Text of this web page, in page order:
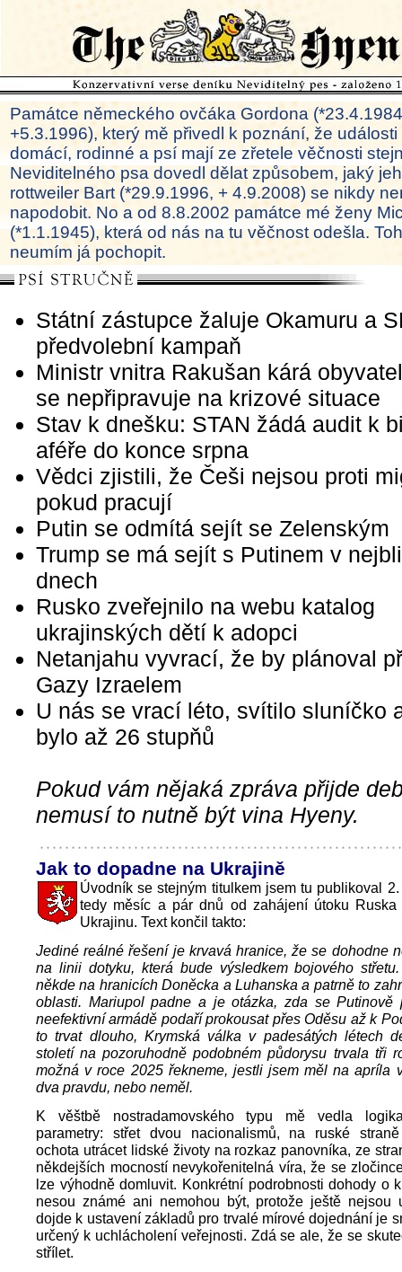
Památce německého ovčáka Gordona
+5.3.1996), který mě přivedl k poznání, že
domácí, rodinné a psí mají ze zřetele věčnosti
Neviditelného psa dovedl dělat způsobem, jaký
rottweiler Bart (*29.9.1996, + 4.9.2008) se nikdy
napodobit. No a od 8.8.2002 památce mé ženy
(*1.1.1945), která od nás na tu věčnost odešla.
neumím já pochopit.
Státní zástupce žaluje Okamuru a
předvolební kampaň
Ministr vnitra Rakušan kárá
se nepřipravuje na krizové situace
Stav k dnešku: STAN žádá audit k
aféře do konce srpna
Vědci zjistili, že Češi nejsou proti
pokud pracují
Putin se odmítá sejít se Zelenským
Trump se má sejít s Putinem v
dnech
Rusko zveřejnilo na webu katalog
ukrajinských dětí k adopci
Netanjahu vyvrací, že by plánoval
Gazy Izraelem
U nás se vrací léto, svítilo sluníčko
bylo až 26 stupňů
Pokud vám nějaká zpráva přijde
nemusí to nutně být vina Hyeny.
Jak to dopadne na Ukrajině
Úvodník se stejným titulkem jsem tu publikoval
tedy měsíc a pár dnů od zahájení útoku Ruska
Ukrajinu. Text končil takto:
Jediné reálné řešení je krvavá hranice, že se dohodne
na linii dotyku, která bude výsledkem bojového
někde na hranicích Doněcka a Luhanska a patrně to
oblasti. Mariupol padne a je otázka, zda se Putinově
neefektivní armádě podaří prokousat přes Oděsu až k
to trvat dlouho, Krymská válka v padesátých létech
století na pozoruhodně podobném půdorysu trvala tři
možná v roce 2025 řekneme, jestli jsem měl na apríla
dva pravdu, nebo neměl.
K věštbě nostradamovského typu mě vedla
parametry: střet dvou nacionalismů, na ruské
ochota utrácet lidské životy na rozkaz panovníka, ze
někdejších mocností nevykořenitelná víra, že se
lze výhodně domluvit. Konkrétní podrobnosti dohody o
nesou známé ani nemohou být, protože ještě nejsou
dojde k ustavení základů pro trvalé mírové dojednání je
určený k uchlácholení veřejnosti. Zdá se ale, že se
střílet.